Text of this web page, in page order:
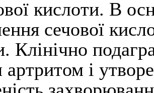
кислоти. В
сечової
Клінічно
артритом і